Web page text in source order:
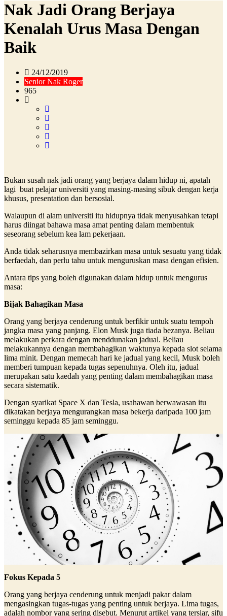
Nak Jadi Orang Berjaya
Kenalah Urus Masa Dengan
Baik
24/12/2019
Senior Nak Roger
965
Bukan susah nak jadi orang yang berjaya dalam hidup ni, apatah
lagi buat pelajar universiti yang masing-masing sibuk dengan kerja
khusus, presentation dan bersosial.
Walaupun di alam universiti itu hidupnya tidak menyusahkan tetapi
harus diingat bahawa masa amat penting dalam membentuk
seseorang sebelum kea lam pekerjaan.
Anda tidak seharusnya membazirkan masa untuk sesuatu yang tidak
berfaedah, dan perlu tahu untuk menguruskan masa dengan efisien.
Antara tips yang boleh digunakan dalam hidup untuk mengurus
masa:
Bijak Bahagikan Masa
Orang yang berjaya cenderung untuk berfikir untuk suatu tempoh
jangka masa yang panjang. Elon Musk juga tiada bezanya. Beliau
melakukan perkara dengan menddunakan jadual. Beliau
melakukannya dengan membahagikan waktunya kepada slot selama
lima minit. Dengan memecah hari ke jadual yang kecil, Musk boleh
memberi tumpuan kepada tugas sepenuhnya. Oleh itu, jadual
merupakan satu kaedah yang penting dalam membahagikan masa
secara sistematik.
Dengan syarikat Space X dan Tesla, usahawan berwawasan itu
dikatakan berjaya mengurangkan masa bekerja daripada 100 jam
seminggu kepada 85 jam seminggu.
Fokus Kepada 5
Orang yang berjaya cenderung untuk menjadi pakar dalam
mengasingkan tugas-tugas yang penting untuk berjaya. Lima tugas,
adalah nombor yang sering disebut. Menurut artikel yang tersiar, sifu